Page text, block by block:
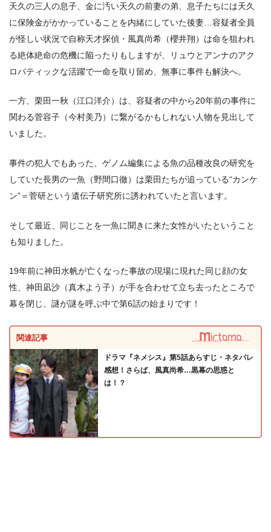
天久の三人の息子、金に汚い天久の前妻の弟、息子たちには天久
に保険金がかかっていることを内緒にしていた後妻…容疑者全員
が怪しい状況で自称天才探偵・風真尚希（櫻井翔）は命を狙われ
る絶体絶命の危機に陥ったりもしますが、リュウとアンナのアク
ロバティックな活躍で一命を取り留め、無事に事件も解決へ。
一方、栗田一秋（江口洋介）は、容疑者の中から20年前の事件に
関わる菅容子（今村美乃）に繋がるかもしれない人物を見出して
いました。
事件の犯人でもあった、ゲノム編集による魚の品種改良の研究を
していた長男の一魚（野間口徹）は栗田たちが追っている“カンケ
ン”＝菅研という遺伝子研究所に誘われていたと言います。
そして最近、同じことを一魚に聞きに来た女性がいたということ
も知りました。
19年前に神田水帆が亡くなった事故の現場に現れた同じ顔の女
性、神田凪沙（真木よう子）が手を合わせて立ち去ったところで
幕を閉じ、謎が謎を呼ぶ中で第6話の始まりです！
関連記事
ドラマ『ネメシス』第5話あらすじ・ネタバレ
感想！さらば、風真尚希…黒幕の思惑と
は！？